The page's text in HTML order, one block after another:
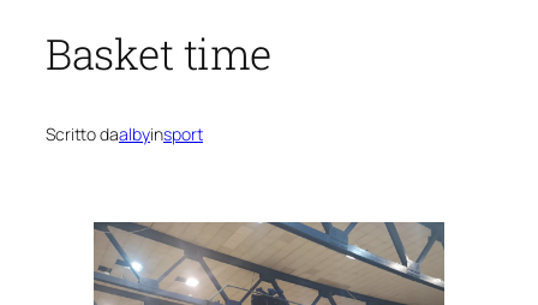
Basket time
Scritto daalbyinsport